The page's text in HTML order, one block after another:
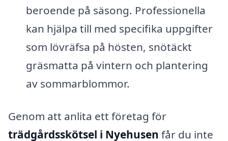
beroende på säsong. Professionella
kan hjälpa till med specifika uppgifter
som lövräfsa på hösten, snötäckt
gräsmatta på vintern och plantering
av sommarblommor.
Genom att anlita ett företag för
trädgårdsskötsel i Nyehusen får du inte